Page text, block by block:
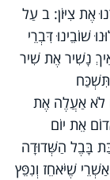
אֶת צִיּוֹן: ב עַל
שׁוֹבֵינוּ דִּבְרֵי
נָשִׁיר אֶת שִׁיר
לֹא אַעֲלֶה אֶת
אֵת יוֹם
בָּבֶל הַשְּׁדוּדָה
שֶׁיֹּאחֵז וְנִפֵּץ